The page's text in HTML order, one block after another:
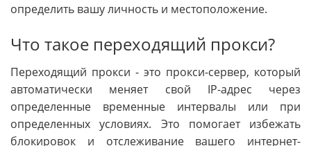
определить вашу личность и местоположение.
Что такое переходящий прокси?
Переходящий прокси - это прокси-сервер, который
автоматически меняет свой IP-адрес через
определенные временные интервалы или при
определенных условиях. Это помогает избежать
блокировок и отслеживание вашего интернет-